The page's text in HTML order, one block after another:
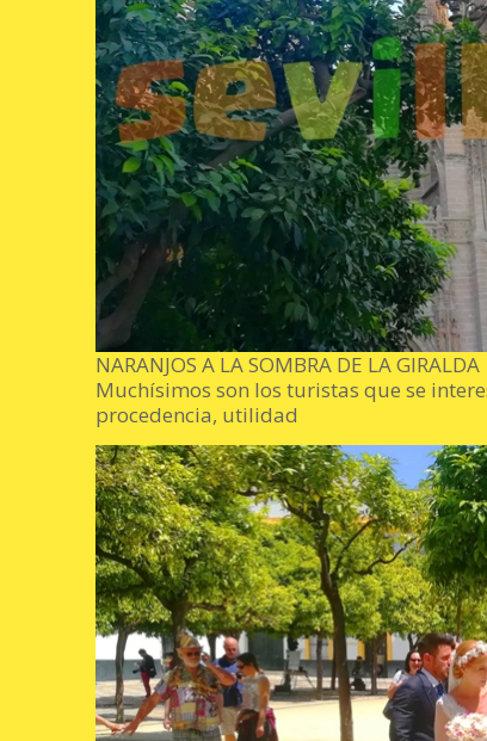
NARANJOS A LA SOMBRA DE LA GIRALDA
Muchísimos son los turistas que se
procedencia, utilidad